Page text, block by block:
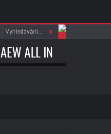
AEW ALL IN